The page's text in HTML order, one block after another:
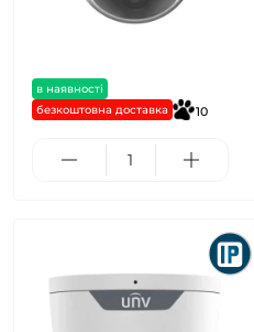
в наявності
безкоштовна доставка
10